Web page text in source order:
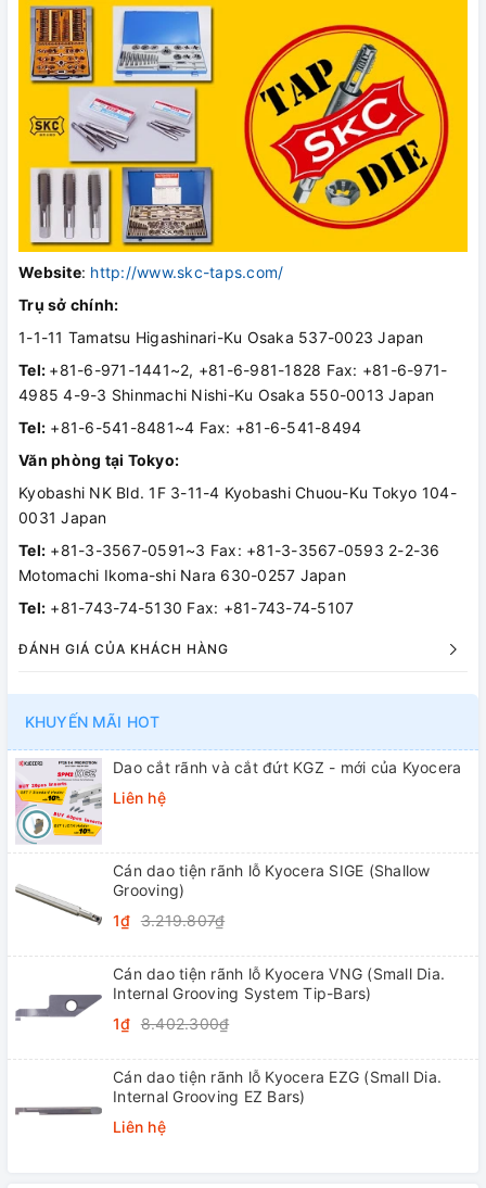
Website: http://www.skc-taps.com/
Trụ sở chính:
1-1-11 Tamatsu Higashinari-Ku Osaka 537-0023 Japan
Tel: +81-6-971-1441~2, +81-6-981-1828 Fax: +81-6-971-
4985 4-9-3 Shinmachi Nishi-Ku Osaka 550-0013 Japan
Tel: +81-6-541-8481~4 Fax: +81-6-541-8494
Văn phòng tại Tokyo:
Kyobashi NK Bld. 1F 3-11-4 Kyobashi Chuou-Ku Tokyo 104-
0031 Japan
Tel: +81-3-3567-0591~3 Fax: +81-3-3567-0593 2-2-36
Motomachi Ikoma-shi Nara 630-0257 Japan
Tel: +81-743-74-5130 Fax: +81-743-74-5107
ĐÁNH GIÁ CỦA KHÁCH HÀNG
KHUYẾN MÃI HOT
Dao cắt rãnh và cắt đứt KGZ - mới của Kyocera
Liên hệ
Cán dao tiện rãnh lỗ Kyocera SIGE (Shallow
Grooving)
1₫ 3.219.807₫
Cán dao tiện rãnh lỗ Kyocera VNG (Small Dia.
Internal Grooving System Tip-Bars)
1₫ 8.402.300₫
Cán dao tiện rãnh lỗ Kyocera EZG (Small Dia.
Internal Grooving EZ Bars)
Liên hệ